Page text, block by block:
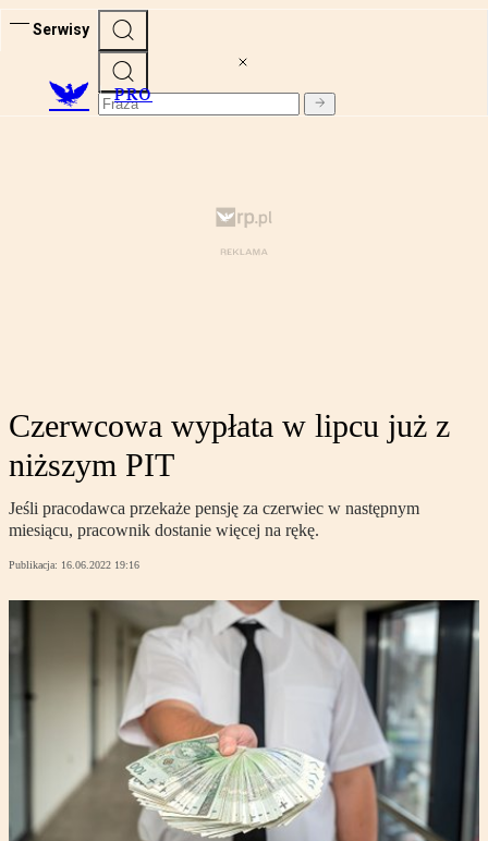
Serwisy
PRO
Czerwcowa wypłata w lipcu już z
niższym PIT
Jeśli pracodawca przekaże pensję za czerwiec w następnym
miesiącu, pracownik dostanie więcej na rękę.
Publikacja: 16.06.2022 19:16